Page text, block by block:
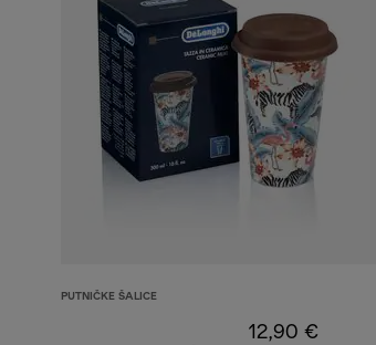
PUTNIČKE ŠALICE
12,90 €